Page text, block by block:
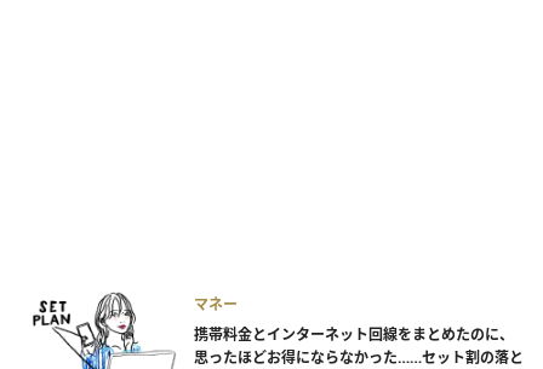
マネー
携帯料金とインターネット回線をまとめたのに、
思ったほどお得にならなかった……セット割の落と